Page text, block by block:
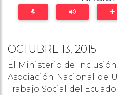
OCTUBRE 13, 2015
El Ministerio de
Asociación Nacional de
Trabajo Social del